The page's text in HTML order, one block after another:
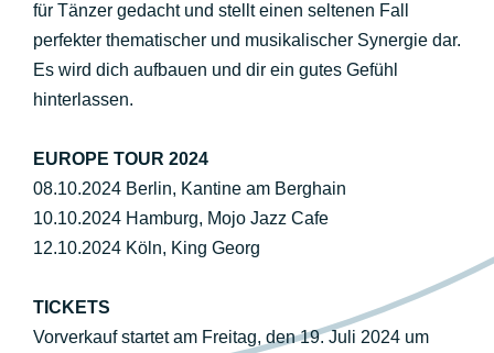
für Tänzer gedacht und stellt einen seltenen Fall
perfekter thematischer und musikalischer Synergie dar.
Es wird dich aufbauen und dir ein gutes Gefühl
hinterlassen.
EUROPE TOUR 2024
08.10.2024 Berlin, Kantine am Berghain
10.10.2024 Hamburg, Mojo Jazz Cafe
12.10.2024 Köln, King Georg
TICKETS
Vorverkauf startet am Freitag, den 19. Juli 2024 um